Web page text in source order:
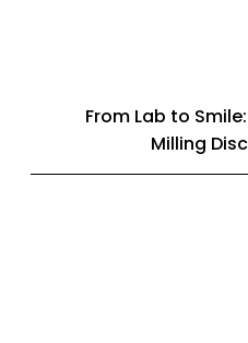
From Lab to
Milling